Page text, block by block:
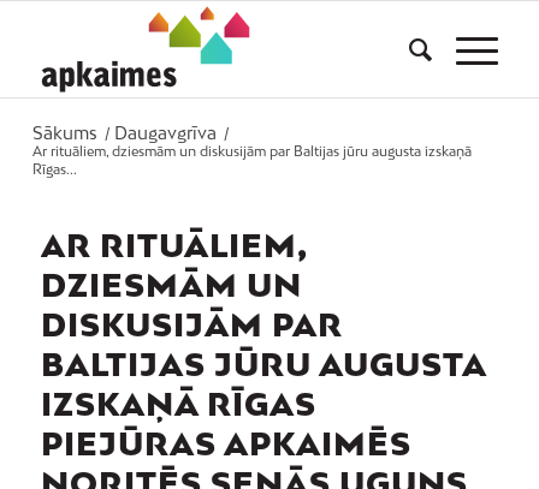
Sākums / Daugavgrīva
/
Ar rituāliem, dziesmām un diskusijām par Baltijas jūru augusta izskaņā
Rīgas...
AR RITUĀLIEM,
DZIESMĀM UN
DISKUSIJĀM PAR
BALTIJAS JŪRU AUGUSTA
IZSKAŅĀ RĪGAS
PIEJŪRAS APKAIMĒS